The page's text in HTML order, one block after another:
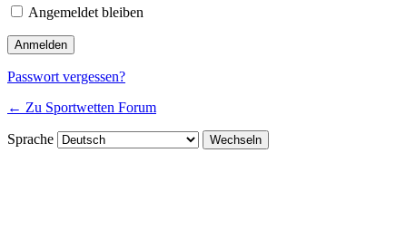
Angemeldet bleiben
Passwort vergessen?
← Zu Sportwetten Forum
Sprache